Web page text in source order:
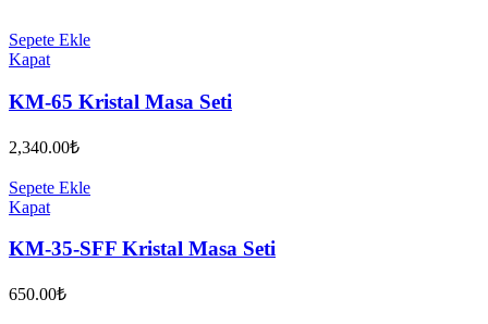
Sepete Ekle
Kapat
KM-65 Kristal Masa Seti
2,340.00₺
Sepete Ekle
Kapat
KM-35-SFF Kristal Masa Seti
650.00₺